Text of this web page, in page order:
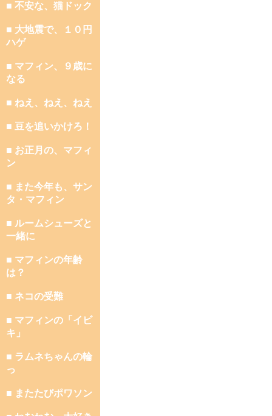
■ 不安な、猫ドック
■ 大地震で、１０円
ハゲ
■ マフィン、９歳に
なる
■ ねえ、ねえ、ねえ
■ 豆を追いかけろ！
■ お正月の、マフィ
ン
■ また今年も、サン
タ・マフィン
■ ルームシューズと
一緒に
■ マフィンの年齢
は？
■ ネコの受難
■ マフィンの「イビ
キ」
■ ラムネちゃんの輪
っ
■ またたびポワソン